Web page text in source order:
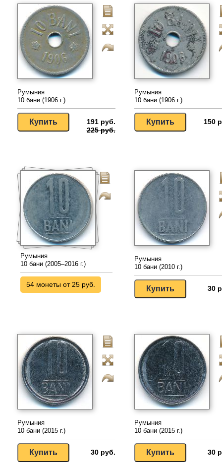
Румыния
10 бани (1906 г.)
191 руб.
225 руб.
Румыния
10 бани (1906 г.)
150
Румыния
10 бани (2005–2016 г.)
54 монеты от 25 руб.
Румыния
10 бани (2010 г.)
30
Румыния
10 бани (2015 г.)
30 руб.
Румыния
10 бани (2015 г.)
30